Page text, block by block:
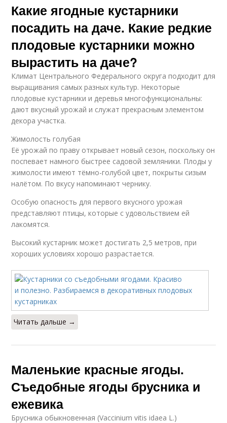
Какие ягодные кустарники
посадить на даче. Какие редкие
плодовые кустарники можно
вырастить на даче?
Климат Центрального Федерального округа подходит для
выращивания самых разных культур. Некоторые
плодовые кустарники и деревья многофункциональны:
дают вкусный урожай и служат прекрасным элементом
декора участка.
Жимолость голубая
Её урожай по праву открывает новый сезон, поскольку он
поспевает намного быстрее садовой земляники. Плоды у
жимолости имеют тёмно-голубой цвет, покрыты сизым
налётом. По вкусу напоминают чернику.
Особую опасность для первого вкусного урожая
представляют птицы, которые с удовольствием ей
лакомятся.
Высокий кустарник может достигать 2,5 метров, при
хороших условиях хорошо разрастается.
Читать дальше →
Маленькие красные ягоды.
Съедобные ягоды брусника и
ежевика
Брусника обыкновенная (Vaccinium vitis idaea L.)